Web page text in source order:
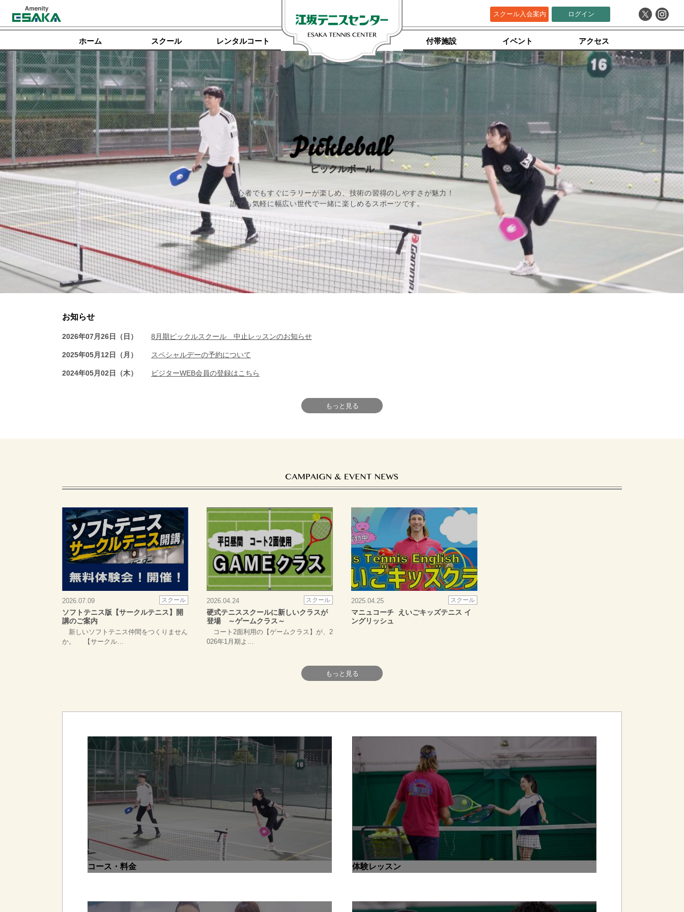
スクール入会案内 ログイン
ホーム スクール レンタルコート 付帯施設 イベント アクセス
ピックルボール
初心者でもすぐにラリーが楽しめ、技術の習得のしやすさが魅力！
誰でも気軽に幅広い世代で一緒に楽しめるスポーツです。
お知らせ
2026年07月26日（日） 8月期ピックルスクール 中止レッスンのお知らせ
2025年05月12日（月） スペシャルデーの予約について
2024年05月02日（木） ビジターWEB会員の登録はこちら
もっと見る
スクール
2026.07.09
ソフトテニス版【サークルテニス】開
講のご案内
新しいソフトテニス仲間をつくりません
か。 【サークル…
スクール
2026.04.24
硬式テニススクールに新しいクラスが
登場 ～ゲームクラス～
コート2面利用の【ゲームクラス】が、2
026年1月期よ…
スクール
2025.04.25
マニュコーチ えいごキッズテニス イ
ングリッシュ
もっと見る
コース・料金 体験レッスン